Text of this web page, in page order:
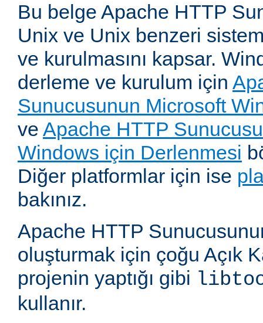
Bu belge Apache HTTP
Unix ve Unix benzeri
ve kurulmasını kapsar.
derleme ve kurulum için
Sunucusunun Microsoft
ve Apache HTTP
Windows için Derlenmesi
Diğer platformlar için ise
bakınız.
Apache HTTP
oluşturmak için çoğu Açık
projenin yaptığı gibi
kullanır.